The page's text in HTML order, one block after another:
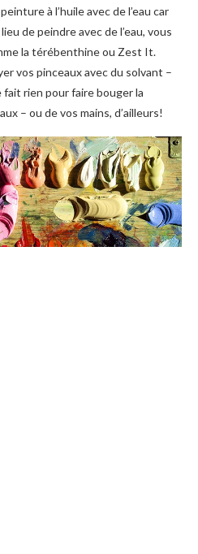
à l’huile avec de l’eau car
de peindre avec de l’eau, vous
la térébenthine ou Zest It.
vos pinceaux avec du solvant –
fait rien pour faire bouger la
– ou de vos mains, d’ailleurs!